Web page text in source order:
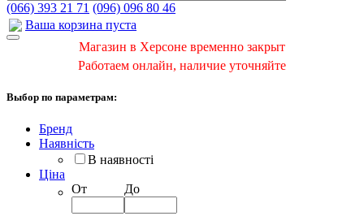
(066) 393 21 71 (096) 096 80 46
Ваша корзина пуста
Магазин в Херсоне временно закрыт
Работаем онлайн, наличие уточняйте
Выбор по параметрам:
Бренд
Наявність
В наявності
Ціна
От
До